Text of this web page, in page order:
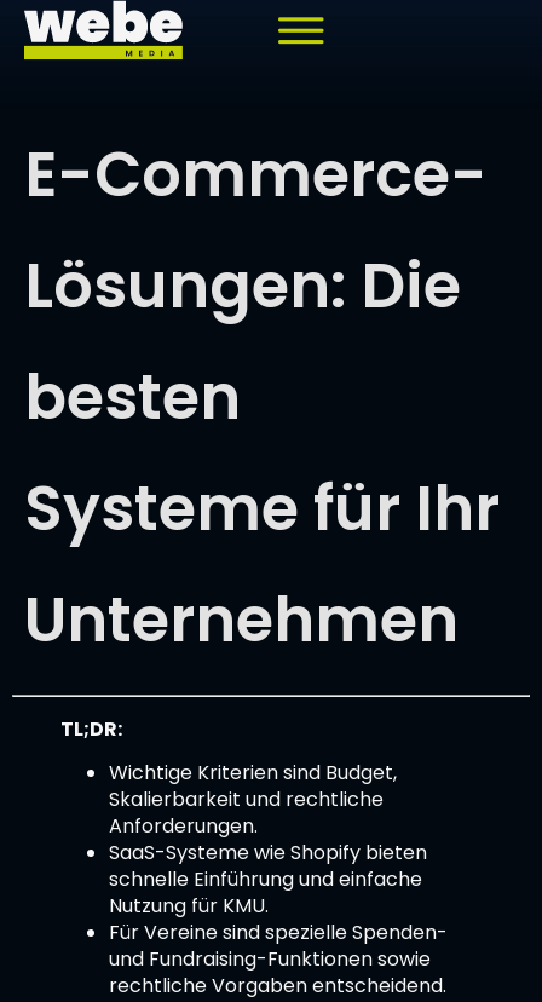
springen
E-Commerce-
Lösungen: Die
besten
Systeme für Ihr
Unternehmen
TL;DR:
Wichtige Kriterien sind Budget,
Skalierbarkeit und rechtliche
Anforderungen.
SaaS-Systeme wie Shopify bieten
schnelle Einführung und einfache
Nutzung für KMU.
Für Vereine sind spezielle Spenden-
und Fundraising-Funktionen sowie
rechtliche Vorgaben entscheidend.